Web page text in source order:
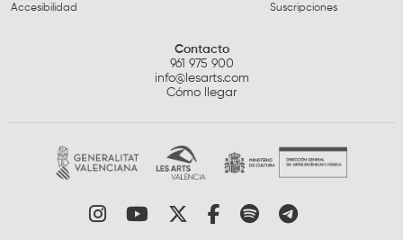
Accesibilidad
Suscripciones
Contacto
961 975 900
info@lesarts.com
Cómo llegar
Link a instagram
Link a youtube
Link a twitter
Link a facebook
Link a spotify
Link a